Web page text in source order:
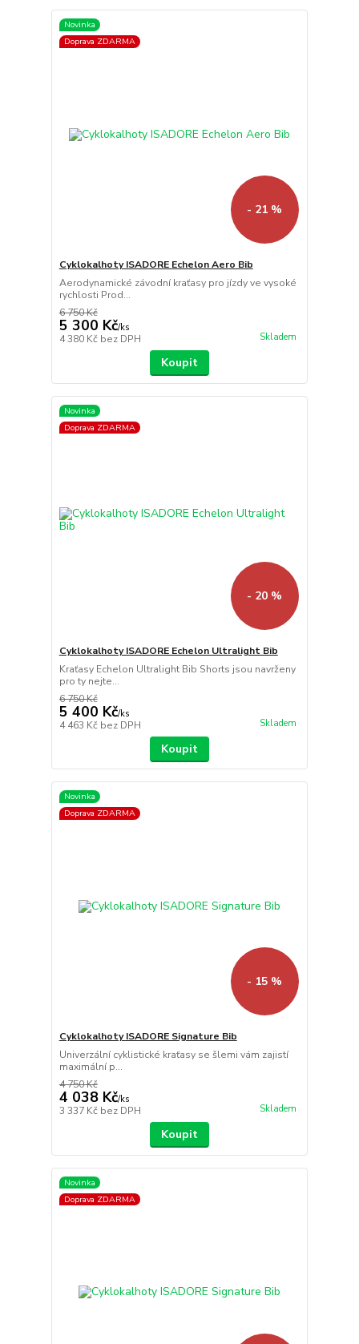
Novinka
Doprava ZDARMA
- 21 %
Cyklokalhoty ISADORE Echelon Aero Bib
Aerodynamické závodní kraťasy pro jízdy ve vysoké
rychlosti Prod...
6 750 Kč
5 300 Kč/ks
4 380 Kč bez DPH Skladem
Koupit
Novinka
Doprava ZDARMA
- 20 %
Cyklokalhoty ISADORE Echelon Ultralight Bib
Kraťasy Echelon Ultralight Bib Shorts jsou navrženy
pro ty nejte...
6 750 Kč
5 400 Kč/ks
4 463 Kč bez DPH Skladem
Koupit
Novinka
Doprava ZDARMA
- 15 %
Cyklokalhoty ISADORE Signature Bib
Univerzální cyklistické kraťasy se šlemi vám zajistí
maximální p...
4 750 Kč
4 038 Kč/ks
3 337 Kč bez DPH Skladem
Koupit
Novinka
Doprava ZDARMA